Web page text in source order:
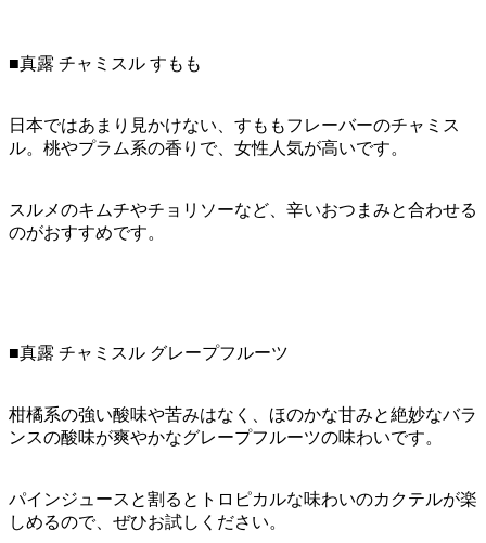
■真露 チャミスル すもも
日本ではあまり見かけない、すももフレーバーのチャミス
ル。桃やプラム系の香りで、女性人気が高いです。
スルメのキムチやチョリソーなど、辛いおつまみと合わせる
のがおすすめです。
■真露 チャミスル グレープフルーツ
柑橘系の強い酸味や苦みはなく、ほのかな甘みと絶妙なバラ
ンスの酸味が爽やかなグレープフルーツの味わいです。
パインジュースと割るとトロピカルな味わいのカクテルが楽
しめるので、ぜひお試しください。